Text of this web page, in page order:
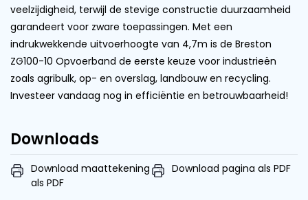
veelzijdigheid, terwijl de stevige constructie duurzaamheid
garandeert voor zware toepassingen. Met een
indrukwekkende uitvoerhoogte van 4,7m is de Breston
ZG100-10 Opvoerband de eerste keuze voor industrieën
zoals agribulk, op- en overslag, landbouw en recycling.
Investeer vandaag nog in efficiëntie en betrouwbaarheid!
Downloads
Download maattekening
als PDF
Download pagina als PDF